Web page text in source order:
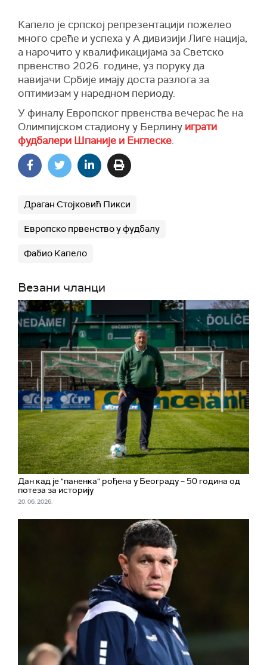
Капело је српској репрезентацији пожелео
много среће и успеха у А дивизији Лиге нација,
а нарочито у квалификацијама за Светско
првенство 2026. године, уз поруку да
навијачи Србије имају доста разлога за
оптимизам у наредном периоду.
У финалу Европског првенства вечерас ће на
Олимпијском стадиону у Берлину играти
фудбалери Шпаније и Енглеске.
Драган Стојковић Пикси
Европско првенство у фудбалу
Фабио Капело
Везани чланци
Дан кад је "паненка" рођена у Београду – 50 година од
потеза за историју
20. 06. 2026.